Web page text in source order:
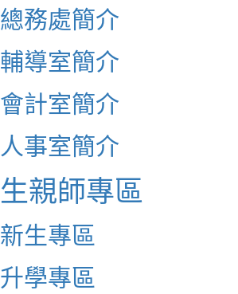
總務處簡介
輔導室簡介
會計室簡介
人事室簡介
生親師專區
新生專區
升學專區